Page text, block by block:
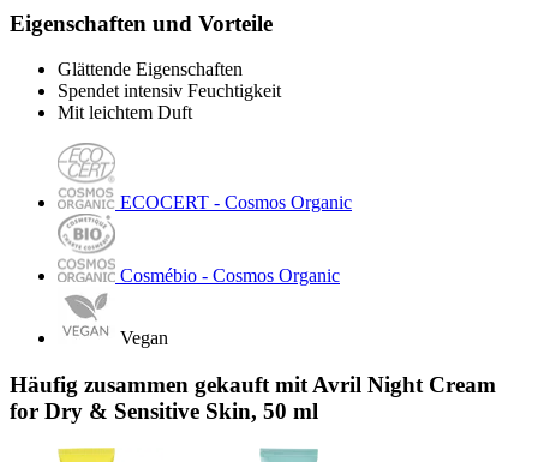
Eigenschaften und Vorteile
Glättende Eigenschaften
Spendet intensiv Feuchtigkeit
Mit leichtem Duft
ECOCERT - Cosmos Organic
Cosmébio - Cosmos Organic
Vegan
Häufig zusammen gekauft mit Avril Night Cream
for Dry & Sensitive Skin, 50 ml